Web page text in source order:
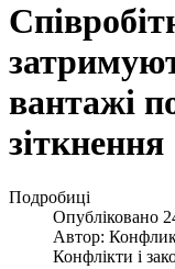
вантажі
зіткнення
Подробиці
Опубліковано
Автор:
Конфлікти і